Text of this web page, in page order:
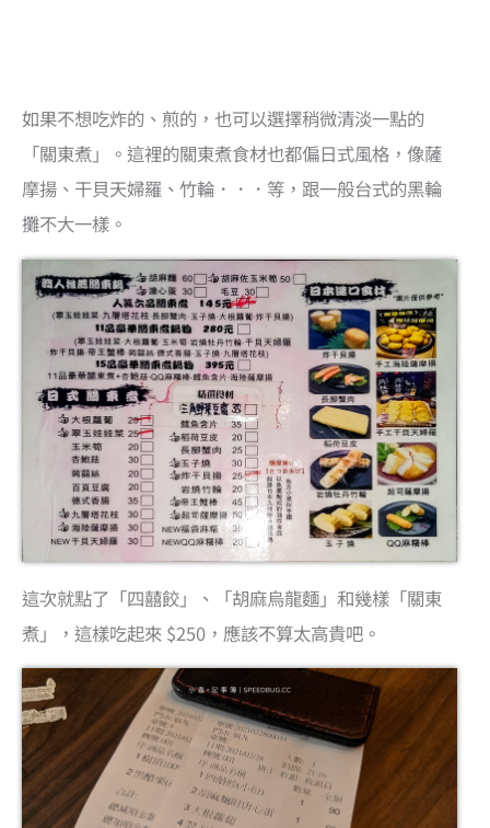
如果不想吃炸的、煎的，也可以選擇稍微清淡一點的
「關東煮」。這裡的關東煮食材也都偏日式風格，像薩
摩揚、干貝天婦羅、竹輪．．．等，跟一般台式的黑輪
攤不大一樣。
這次就點了「四囍餃」、「胡麻烏龍麵」和幾樣「關東
煮」，這樣吃起來 $250，應該不算太高貴吧。